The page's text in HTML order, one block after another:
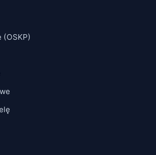
(OSKP)